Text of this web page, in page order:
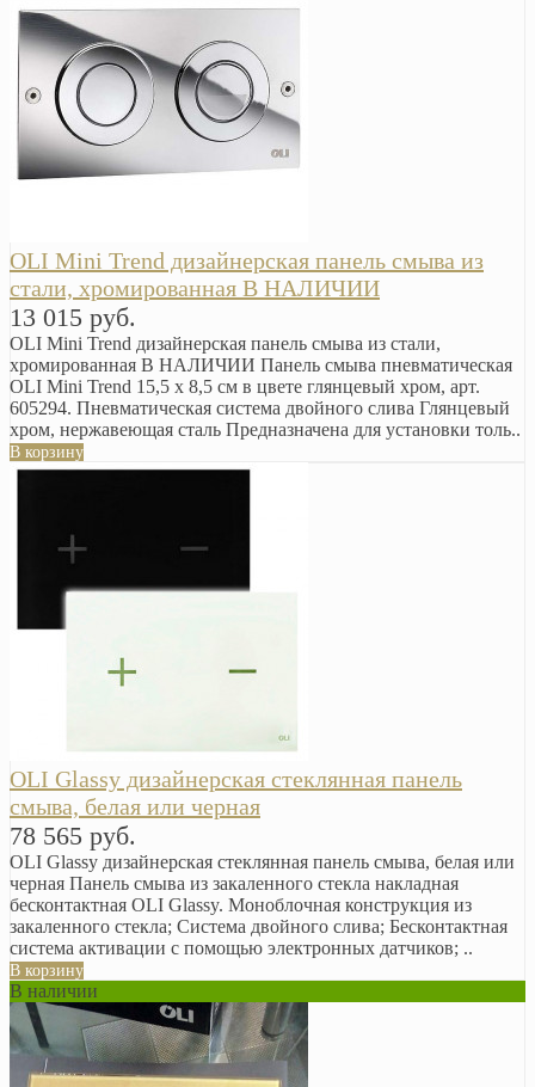
OLI Mini Trend дизайнерская панель смыва из
стали, хромированная В НАЛИЧИИ
13 015 руб.
OLI Mini Trend дизайнерская панель смыва из стали,
хромированная В НАЛИЧИИ Панель смыва пневматическая
OLI Mini Trend 15,5 х 8,5 см в цвете глянцевый хром, арт.
605294. Пневматическая система двойного слива Глянцевый
хром, нержавеющая сталь Предназначена для установки толь..
В корзину
OLI Glassy дизайнерская стеклянная панель
смыва, белая или черная
78 565 руб.
OLI Glassy дизайнерская стеклянная панель смыва, белая или
черная Панель смыва из закаленного стекла накладная
бесконтактная OLI Glassy. Моноблочная конструкция из
закаленного стекла; Система двойного слива; Бесконтактная
система активации с помощью электронных датчиков; ..
В корзину
В наличии